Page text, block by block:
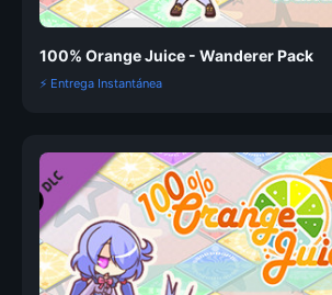
100% Orange Juice - Wanderer Pack
⚡ Entrega Instantánea